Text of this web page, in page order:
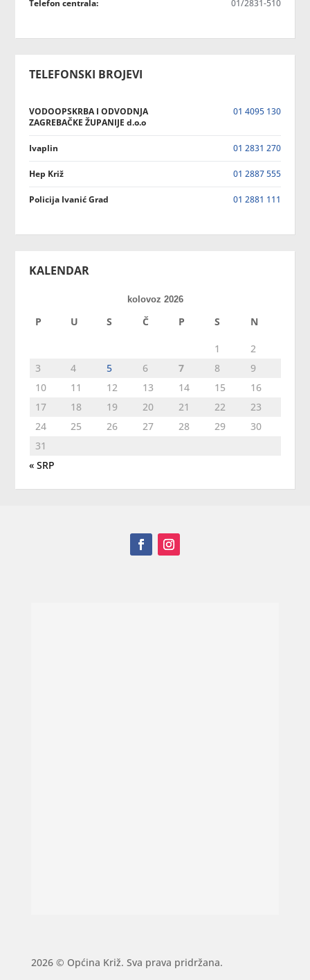
Telefon centrala: 01/2831-510
TELEFONSKI BROJEVI
VODOOPSKRBA I ODVODNJA
ZAGREBAČKE ŽUPANIJE d.o.o
01 4095 130
Ivaplin 01 2831 270
Hep Križ 01 2887 555
Policija Ivanić Grad 01 2881 111
KALENDAR
kolovoz 2026
P U S Č P S N
1
2
3
4 5 6 7 8
9
10
11 12 13 14 15
16
17
18 19 20 21 22
23
24
25 26 27 28 29
30
31
« SRP
2026 © Općina Križ. Sva prava pridržana.